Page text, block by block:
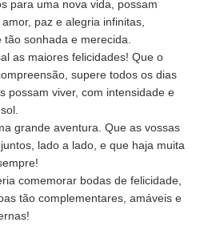
para uma nova vida, possam
paz e alegria infinitas,
sonhada e merecida.
as maiores felicidades! Que o
supere todos os dias
possam viver, com intensidade e
grande aventura. Que as vossas
lado a lado, e que haja muita
comemorar bodas de felicidade,
tão complementares, amáveis e